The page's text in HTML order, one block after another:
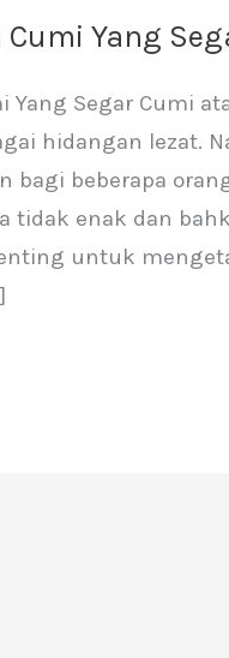
Yang
Yang Segar Cumi
hidangan lezat.
bagi beberapa
tidak enak dan
untuk